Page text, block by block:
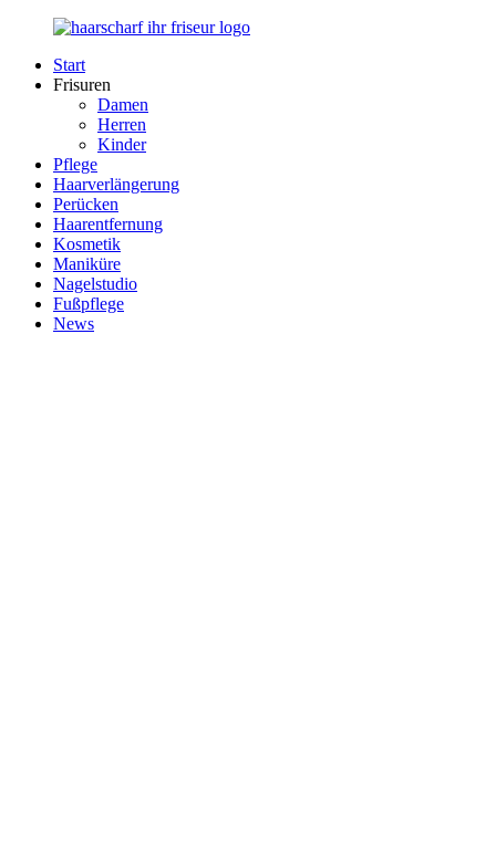
Zurück
Inhalt
Haarscharf
Händen
Start
Frisuren
Damen
Herren
Kinder
Pflege
Haarverlängerung
Perücken
Haarentfernung
Kosmetik
Maniküre
Nagelstudio
Fußpflege
News